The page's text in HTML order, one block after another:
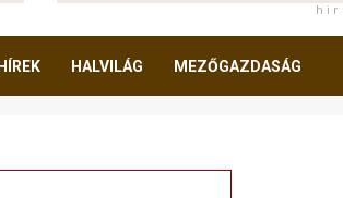
h i r
HALVILÁG MEZŐGAZDASÁG